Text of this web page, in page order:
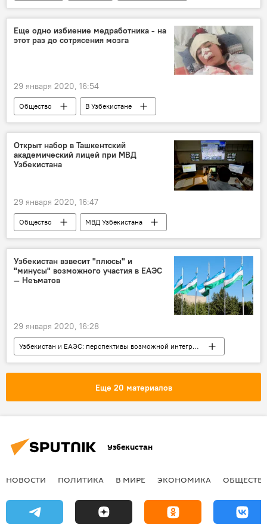
Кирилл Вышинский
Еще одно избиение медработника - на
этот раз до сотрясения мозга
29 января 2020, 16:54
Общество
В Узбекистане
Министерство здравоохранения Узбекистана
избиение
Медработники
Узбекистан
Фергана поликлиника
Открыт набор в Ташкентский
академический лицей при МВД
Узбекистана
29 января 2020, 16:47
Общество
МВД Узбекистана
Первый Ташкентский академический лицей при МВД
Образование
Узбекистан взвесит "плюсы" и
"минусы" возможного участия в ЕАЭС
— Неъматов
29 января 2020, 16:28
Узбекистан и ЕАЭС: перспективы возможной интеграции
Экономика
Узбекистан
Экономика
Политика
Еще 20 материалов
Узбекистан
НОВОСТИ ПОЛИТИКА В МИРЕ ЭКОНОМИКА